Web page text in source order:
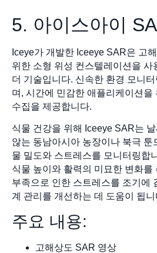
5. 아이스아이
Iceye가 개발한 Iceeye SAR은 고
위한 소형 위성 컨스텔레이션을 사
더 기술입니다. 신속한 환경 모니
며, 시간에 민감한 애플리케이션을
수집을 제공합니다.
식물 건강을 위해 Iceeye SAR는
않는 동남아시아 농장이나 북극 툰
물 밀도와 스트레스를 모니터링합
식물 높이와 활력의 미묘한 변화를
부족으로 인한 스트레스를 조기에
계 관리를 개선하는 데 도움이 됩니
주요 내용:
고해상도 SAR 영상